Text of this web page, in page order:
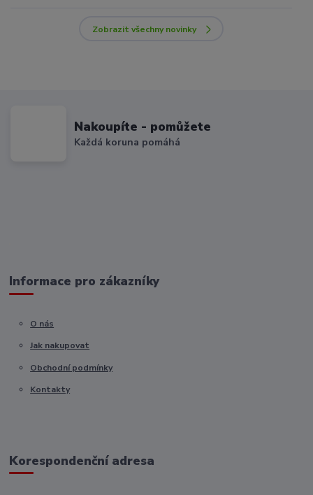
Zobrazit všechny novinky
Nakoupíte - pomůžete
Každá koruna pomáhá
Informace pro zákazníky
O nás
Jak nakupovat
Obchodní podmínky
Kontakty
Korespondenční adresa